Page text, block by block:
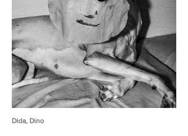
Dida, Dino